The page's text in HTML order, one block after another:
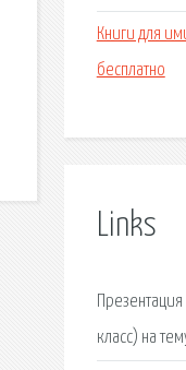
Книги для
бесплатно
Links
класс) на